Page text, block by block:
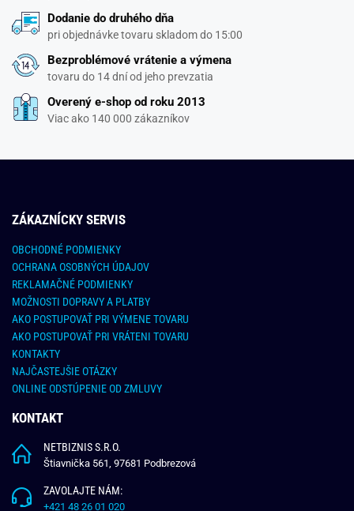
Dodanie do druhého dňa
pri objednávke tovaru skladom do 15:00
Bezproblémové vrátenie a výmena
tovaru do 14 dní od jeho prevzatia
Overený e-shop od roku 2013
Viac ako 140 000 zákazníkov
ZÁKAZNÍCKY SERVIS
OBCHODNÉ PODMIENKY
OCHRANA OSOBNÝCH ÚDAJOV
REKLAMAČNÉ PODMIENKY
MOŽNOSTI DOPRAVY A PLATBY
AKO POSTUPOVAŤ PRI VÝMENE TOVARU
AKO POSTUPOVAŤ PRI VRÁTENI TOVARU
KONTAKTY
NAJČASTEJŠIE OTÁZKY
ONLINE ODSTÚPENIE OD ZMLUVY
KONTAKT
NETBIZNIS S.R.O.
Štiavnička 561, 97681 Podbrezová
ZAVOLAJTE NÁM:
+421 48 26 01 020